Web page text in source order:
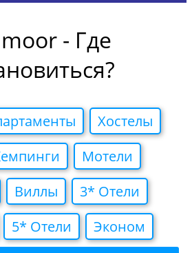
- Где
Хостелы
Мотели
Виллы
3* Отели
5* Отели Эконом